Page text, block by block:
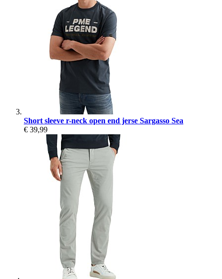
Short sleeve r-neck open end jerse Sargasso Sea
€ 39,99